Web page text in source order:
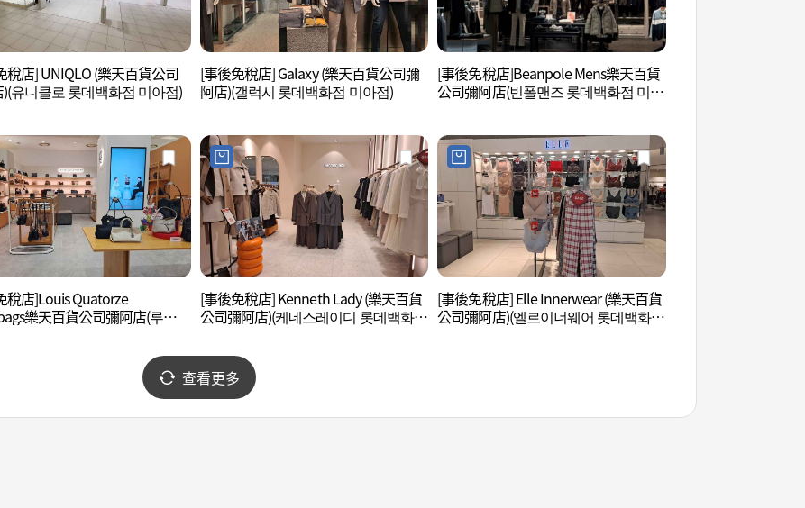
稅店] UNIQLO (樂天百貨公司
유니클로 롯데백화점 미아점)
[事後免稅店] Galaxy (樂天百貨公司彌
阿店)(갤럭시 롯데백화점 미아점)
[事後免稅店]Beanpole Mens樂天百貨
公司彌阿店(빈폴맨즈 롯데백화점 미아
稅店]Louis Quatorze
樂天百貨公司彌阿店(루이까
[事後免稅店] Kenneth Lady (樂天百貨
公司彌阿店)(케네스레이디 롯데백화점
[事後免稅店] Elle Innerwear (樂天百貨
公司彌阿店)(엘르이너웨어 롯데백화점
查看更多